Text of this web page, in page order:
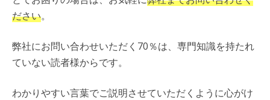
ださい。
弊社にお問い合わせいただく70％は、専門知識を持たれ
ていない読者様からです。
わかりやすい言葉でご説明させていただくように心がけ